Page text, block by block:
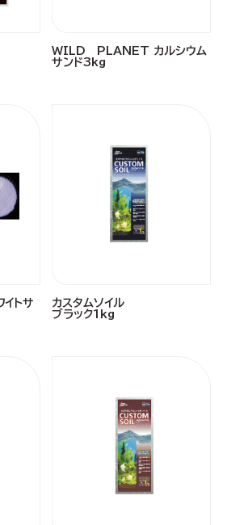
WILD PLANET カルシウム
サンド3kg
トサ
カスタムソイル
ブラック1kg